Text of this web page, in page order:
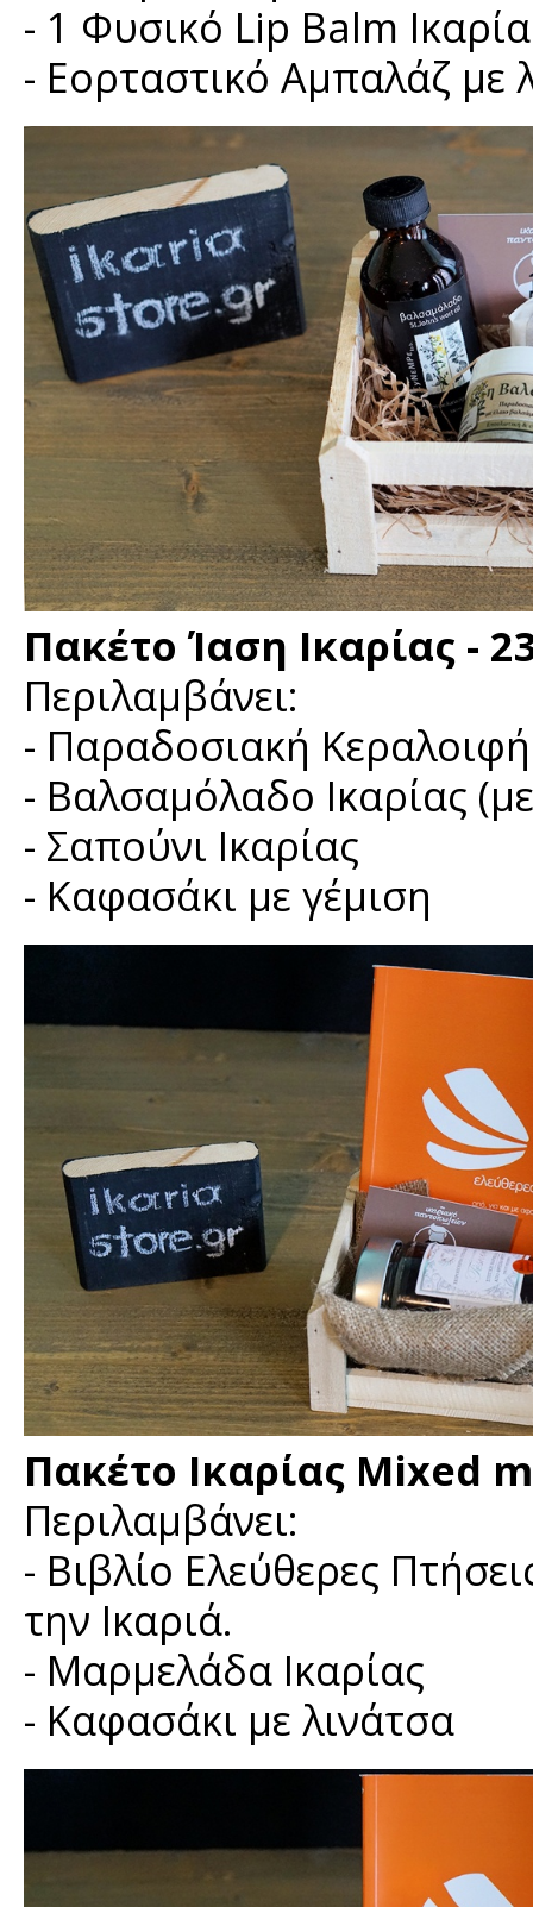
- 1 Φυσικό Lip Balm
- Εορταστικό Αμπαλάζ με
Πακέτο Ίαση Ικαρίας -
Περιλαμβάνει:
- Παραδοσιακή
- Βαλσαμόλαδο Ικαρίας
- Σαπούνι Ικαρίας
- Καφασάκι με γέμιση
Πακέτο Ικαρίας Mixed
Περιλαμβάνει:
- Βιβλίο Ελεύθερες
την Ικαριά.
- Μαρμελάδα Ικαρίας
- Καφασάκι με λινάτσα